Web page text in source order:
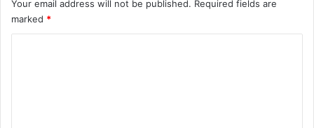
Your email address will not be published. Required fields are
marked *